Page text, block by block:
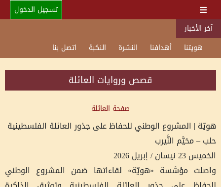
تسجيل الدخول
آخر الأخبار
هويتنا
أهدافنا النشرة النكبة اتصل بنا
قصص وروايات العائلة
صفحة العائلة
هويّة | المشروع الوطني للحفاظ على جذور العائلة الفلسطينية
حلب – مخيَّم النَّيرب
الخميس 23 نيسان / إبريل 2026
واصلت مؤسَّسة «هويّة» لقاءاتها ضمن المشروع الوطني